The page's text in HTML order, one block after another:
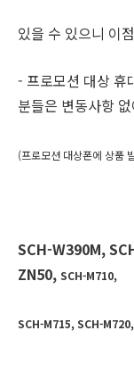
있을 수 있으니 이
- 프로모션 대상 휴
분들은 변동사항
(프로모션 대상폰에 상품
SCH-W390M,
ZN50, SCH-M710,
SCH-M715, SCH-